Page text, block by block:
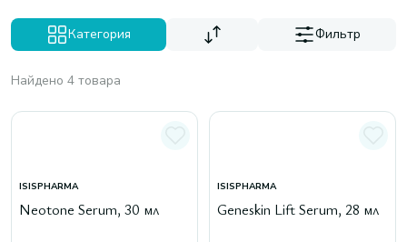
Категория Фильтр
Найдено 4 товара
ISISPHARMA
Neotone Serum, 30 мл
ISISPHARMA
Geneskin Lift Serum, 28 мл